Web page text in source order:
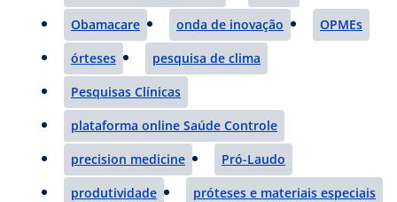
Obamacare
onda de inovação
OPMEs
órteses
pesquisa de clima
Pesquisas Clínicas
plataforma online Saúde Controle
precision medicine
Pró-Laudo
produtividade
próteses e materiais especiais